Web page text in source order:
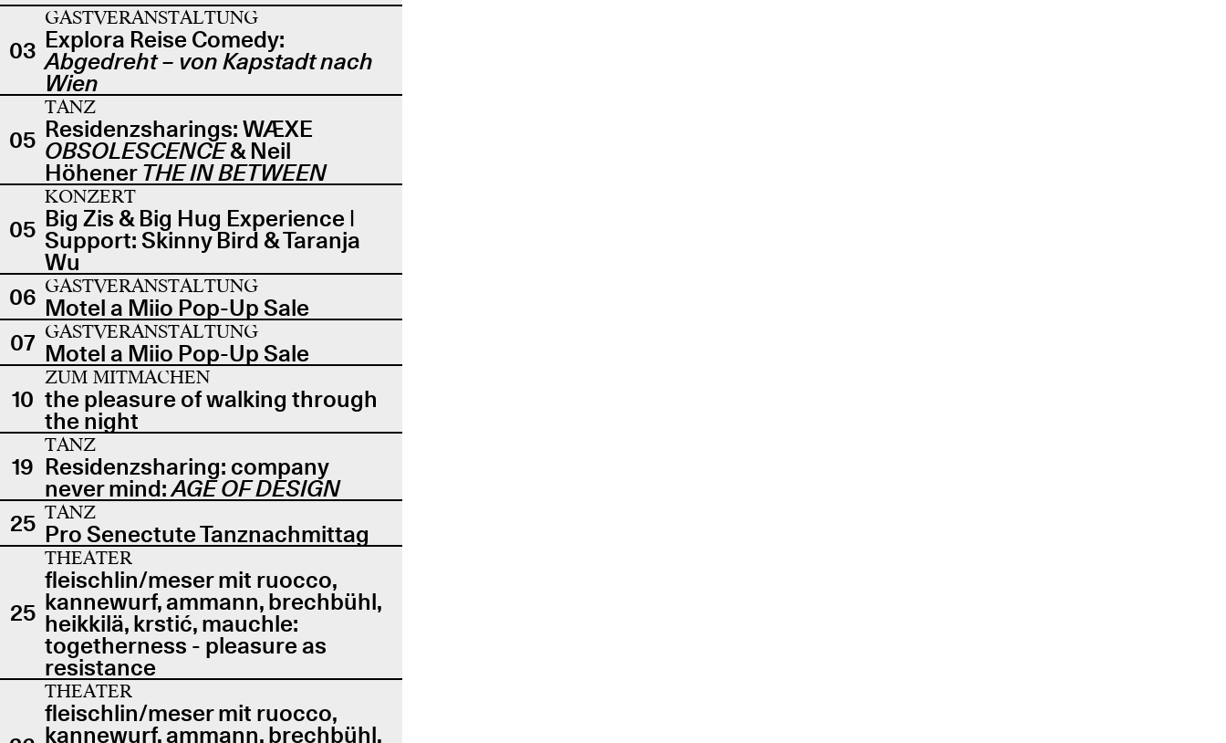
03
GASTVERANSTALTUNG
Explora Reise Comedy:
Abgedreht – von Kapstadt nach
Wien
05
TANZ
Residenzsharings: WÆXE
OBSOLESCENCE& Neil
Höhener THE IN BETWEEN
05
KONZERT
Big Zis & Big Hug Experience |
Support: Skinny Bird & Taranja
Wu
06 GASTVERANSTALTUNG
Motel a Miio Pop-Up Sale
07 GASTVERANSTALTUNG
Motel a Miio Pop-Up Sale
10
ZUM MITMACHEN
the pleasure of walking through
the night
19
TANZ
Residenzsharing: company
never mind:AGE OF DESIGN
25 TANZ
Pro Senectute Tanznachmittag
25
THEATER
fleischlin/meser mit ruocco,
kannewurf, ammann, brechbühl,
heikkilä, krstić, mauchle:
togetherness - pleasure as
resistance
THEATER
fleischlin/meser mit ruocco,
kannewurf, ammann, brechbühl,